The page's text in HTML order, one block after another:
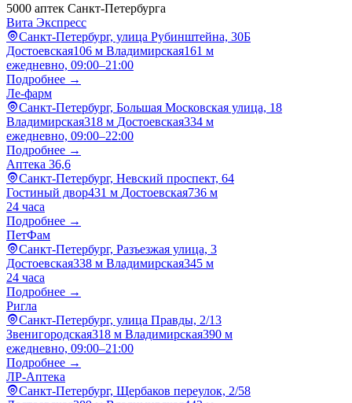
5000 аптек Санкт-Петербурга
Вита Экспресс
Санкт-Петербург, улица Рубинштейна, 30Б
Достоевская106 м Владимирская161 м
ежедневно, 09:00–21:00
Подробнее →
Ле-фарм
Санкт-Петербург, Большая Московская улица, 18
Владимирская318 м Достоевская334 м
ежедневно, 09:00–22:00
Подробнее →
Аптека 36,6
Санкт-Петербург, Невский проспект, 64
Гостиный двор431 м Достоевская736 м
24 часа
Подробнее →
ПетФам
Санкт-Петербург, Разъезжая улица, 3
Достоевская338 м Владимирская345 м
24 часа
Подробнее →
Ригла
Санкт-Петербург, улица Правды, 2/13
Звенигородская318 м Владимирская390 м
ежедневно, 09:00–21:00
Подробнее →
ЛР-Аптека
Санкт-Петербург, Щербаков переулок, 2/58